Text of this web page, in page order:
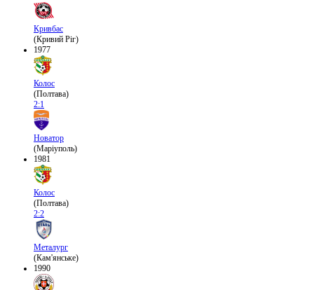
Кривбас
(Кривий Ріг)
1977
Колос
(Полтава)
2:1
Новатор
(Маріуполь)
1981
Колос
(Полтава)
2:2
Металург
(Кам'янське)
1990